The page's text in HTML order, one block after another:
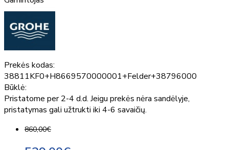
Prekės kodas:
38811KF0+H8669570000001+Felder+38796000
Būklė:
Pristatome per 2-4 d.d. Jeigu prekės nėra sandėlyje,
pristatymas gali užtrukti iki 4-6 savaičių.
860,00€